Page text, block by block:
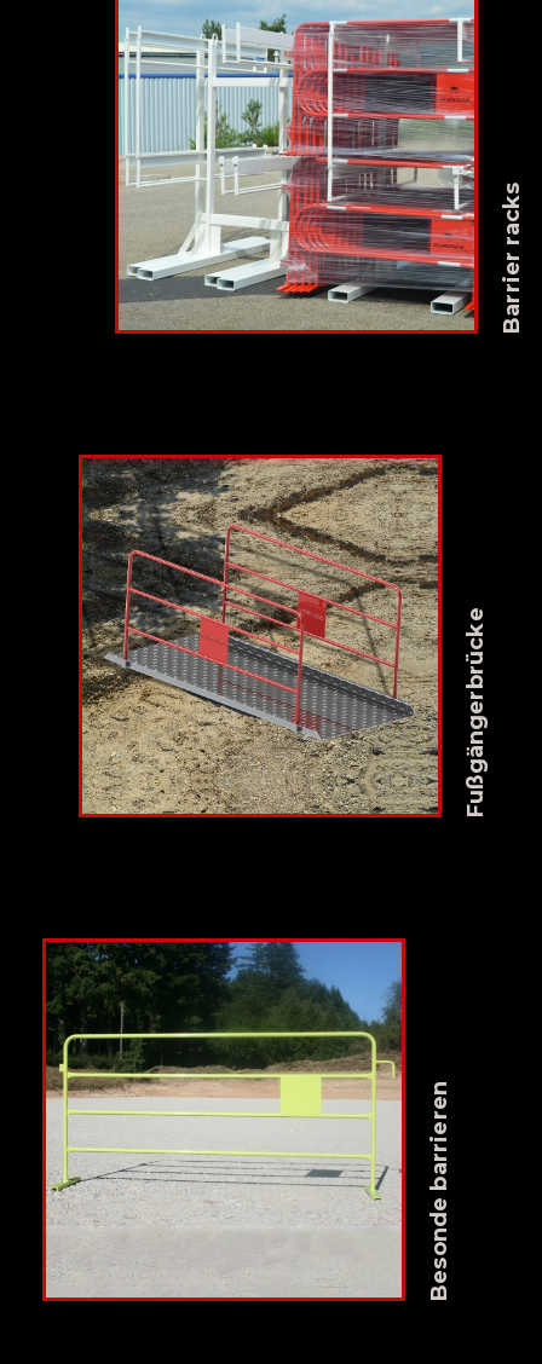
Barrier racks
Fußgängerbrücke
Besonde barrieren